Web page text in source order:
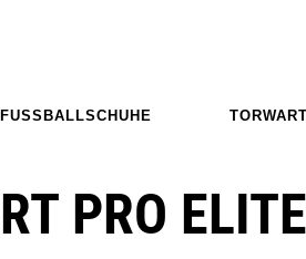
FUSSBALLSCHUHE
PRO